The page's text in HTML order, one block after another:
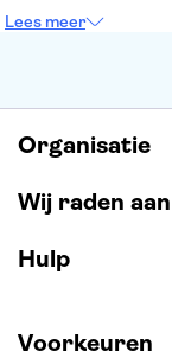
Keukenhof
Lees meer
Organisatie
Wij raden aan
Hulp
Voorkeuren